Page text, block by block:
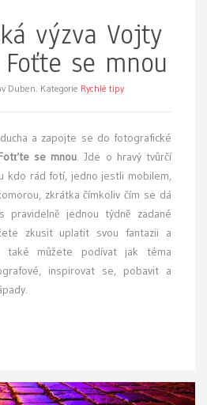
výzva Vojty
se mnou
Duben. Kategorie Rychlé tipy
a zapojte se do fotografické
se mnou. Jde o hravý tvůrčí
kdo rád fotí, jedno jestli mobilem,
zkrátka čímkoliv čím se dá
pravidelně jednou týdně zadané
zkusit uplatit svou fantazii a
také můžete podívat jak téma
inspirovat se, pobavit a